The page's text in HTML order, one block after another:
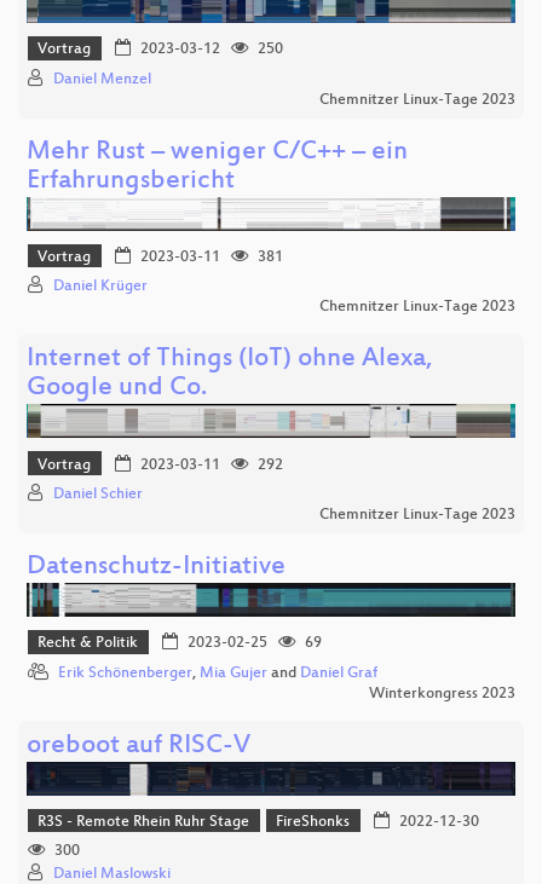
Vortrag 2023-03-12
250
Daniel Menzel
Chemnitzer Linux-Tage 2023
Mehr Rust – weniger C/C++ – ein
Erfahrungsbericht
Vortrag 2023-03-11
381
Daniel Krüger
Chemnitzer Linux-Tage 2023
Internet of Things (IoT) ohne Alexa,
Google und Co.
Vortrag 2023-03-11
292
Daniel Schier
Chemnitzer Linux-Tage 2023
Datenschutz-Initiative
Recht & Politik 2023-02-25
69
Erik Schönenberger, Mia Gujer and Daniel Graf
Winterkongress 2023
oreboot auf RISC-V
R3S - Remote Rhein Ruhr Stage FireShonks
2022-12-30
300
Daniel Maslowski